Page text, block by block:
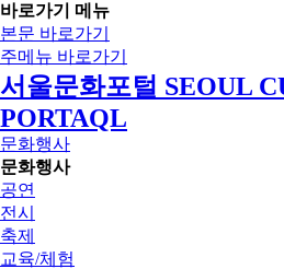
바로가기 메뉴
본문 바로가기
주메뉴 바로가기
서울문화포털 SEOUL
PORTAQL
문화행사
문화행사
공연
전시
축제
교육/체험